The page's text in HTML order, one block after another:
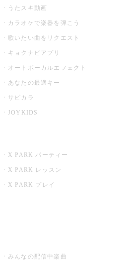
うたスキ動画
カラオケで楽器を弾こう
歌いたい曲をリクエスト
キョクナビアプリ
オートボーカルエフェクト
あなたの最適キー
サビカラ
JOYKIDS
X PARK パーティー
X PARK レッスン
X PARK プレイ
みんなの配信中楽曲